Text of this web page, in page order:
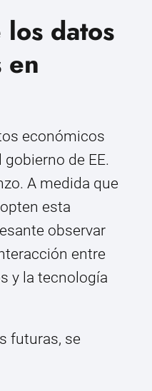
datos
en
económicos
de EE.
A medida que
esta
observar
entre
y la tecnología
futuras, se